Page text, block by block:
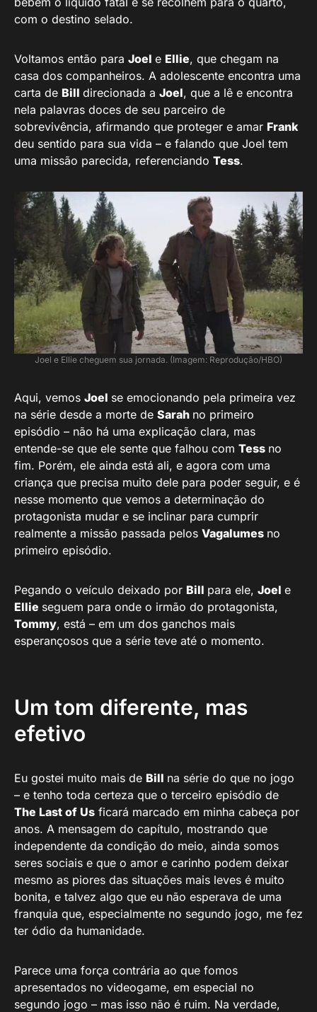
com o destino selado.
Voltamos então para Joel e Ellie, que chegam na
casa dos companheiros. A adolescente encontra uma
carta de Bill direcionada a Joel, que a lê e encontra
nela palavras doces de seu parceiro de
sobrevivência, afirmando que proteger e amar Frank
deu sentido para sua vida – e falando que Joel tem
uma missão parecida, referenciando Tess.
Joel e Ellie cheguem sua jornada. (Imagem: Reprodução/HBO)
Aqui, vemos Joel se emocionando pela primeira vez
na série desde a morte de Sarah no primeiro
episódio – não há uma explicação clara, mas
entende-se que ele sente que falhou com Tess no
fim. Porém, ele ainda está ali, e agora com uma
criança que precisa muito dele para poder seguir, e é
nesse momento que vemos a determinação do
protagonista mudar e se inclinar para cumprir
realmente a missão passada pelos Vagalumes no
primeiro episódio.
Pegando o veículo deixado por Bill para ele, Joel e
Ellie seguem para onde o irmão do protagonista,
Tommy, está – em um dos ganchos mais
esperançosos que a série teve até o momento.
Um tom diferente, mas
efetivo
Eu gostei muito mais de Bill na série do que no jogo
– e tenho toda certeza que o terceiro episódio de
The Last of Us ficará marcado em minha cabeça por
anos. A mensagem do capítulo, mostrando que
independente da condição do meio, ainda somos
seres sociais e que o amor e carinho podem deixar
mesmo as piores das situações mais leves é muito
bonita, e talvez algo que eu não esperava de uma
franquia que, especialmente no segundo jogo, me fez
ter ódio da humanidade.
Parece uma força contrária ao que fomos
apresentados no videogame, em especial no
segundo jogo – mas isso não é ruim. Na verdade,